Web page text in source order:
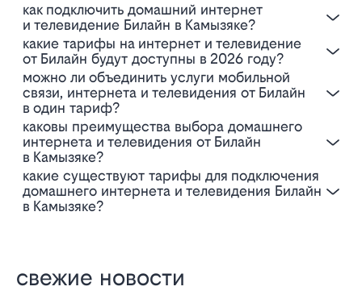
Как подключить домашний интернет
и телевидение Билайн в Камызяке?
Какие тарифы на интернет и телевидение
от Билайн будут доступны в 2026 году?
Можно ли объединить услуги мобильной
связи, интернета и телевидения от Билайн
в один тариф?
Каковы преимущества выбора домашнего
интернета и телевидения от Билайн
в Камызяке?
Какие существуют тарифы для подключения
домашнего интернета и телевидения Билайн
в Камызяке?
свежие новости